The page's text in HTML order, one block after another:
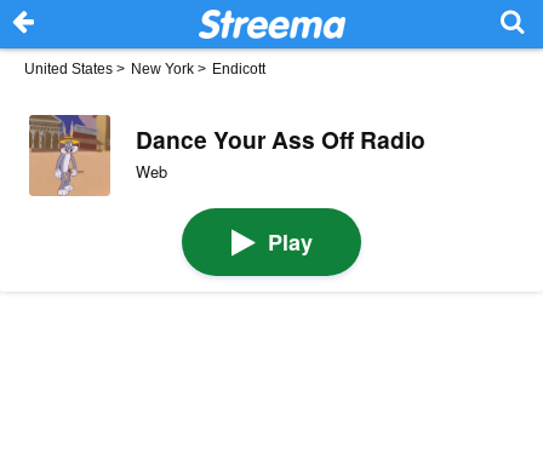
United States > New York > Endicott
Dance Your Ass Off Radio
Web
Play